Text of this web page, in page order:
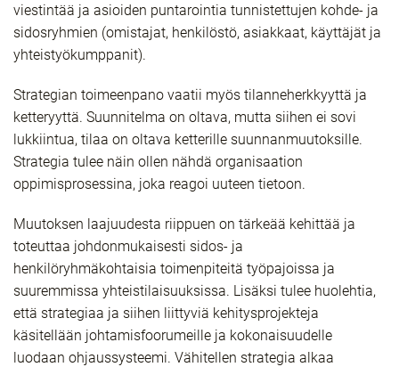
viestintää ja asioiden puntarointia tunnistettujen kohde- ja
sidosryhmien (omistajat, henkilöstö, asiakkaat, käyttäjät ja
yhteistyökumppanit).
Strategian toimeenpano vaatii myös tilanneherkkyyttä ja
ketteryyttä. Suunnitelma on oltava, mutta siihen ei sovi
lukkiintua, tilaa on oltava ketterille suunnanmuutoksille.
Strategia tulee näin ollen nähdä organisaation
oppimisprosessina, joka reagoi uuteen tietoon.
Muutoksen laajuudesta riippuen on tärkeää kehittää ja
toteuttaa johdonmukaisesti sidos- ja
henkilöryhmäkohtaisia toimenpiteitä työpajoissa ja
suuremmissa yhteistilaisuuksissa. Lisäksi tulee huolehtia,
että strategiaa ja siihen liittyviä kehitysprojekteja
käsitellään johtamisfoorumeille ja kokonaisuudelle
luodaan ohjaussysteemi. Vähitellen strategia alkaa